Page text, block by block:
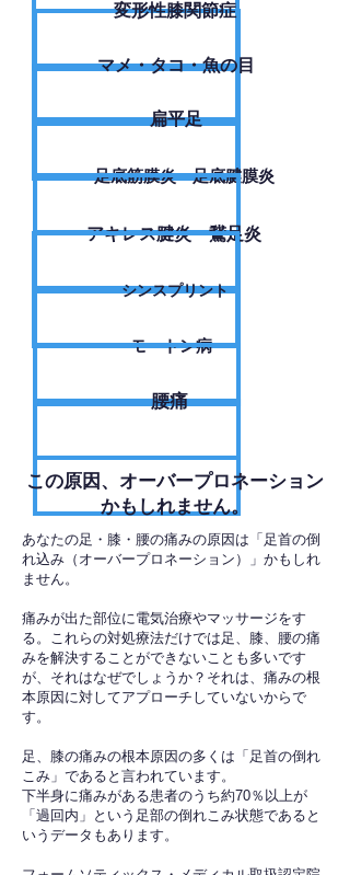
変形性膝関節症
​マメ・タコ・魚の目
扁平足
足底筋膜炎・足底腱膜炎
アキレス腱炎・鵞足炎
シンスプリント
モートン病
腰痛
​この原因、オーバープロネーション
かもしれません。
あなたの足・膝・腰の痛みの原因は「足首の倒
れ込み（オーバープロネーション）」かもしれ
ません。
痛みが出た部位に電気治療やマッサージをす
る。これらの対処療法だけでは足、膝、腰の痛
みを解決することができないことも多いです
が、それはなぜでしょうか？それは、痛みの根
本原因に対してアプローチしていないからで
す。
足、膝の痛みの根本原因の多くは「足首の倒れ
こみ」であると言われています。
下半身に痛みがある患者のうち約70％以上が
「過回内」という足部の倒れこみ状態であると
いうデータもあります。